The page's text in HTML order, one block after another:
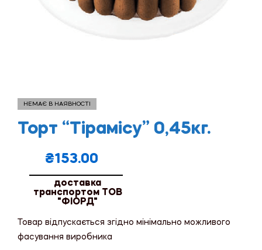
НЕМАЄ В НАЯВНОСТІ
Торт “Тірамісу” 0,45кг.
₴153.00
доставка
транспортом ТОВ
"ФІОРД"
Товар відпускається згідно мінімально можливого
фасування виробника